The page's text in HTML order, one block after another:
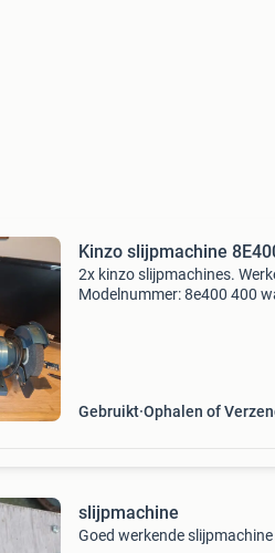
Kinzo slijpmachine
2x kinzo slijpmachines.
Modelnummer: 8e400 400
Gebruikt Ophalen of
slijpmachine
Goed werkende